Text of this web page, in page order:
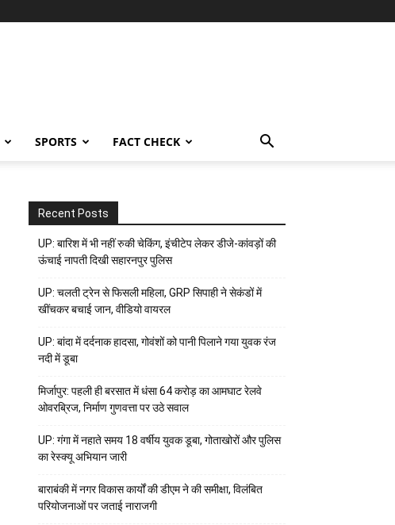
SPORTS FACT CHECK
Recent Posts
UP: बारिश में भी नहीं रुकी चेकिंग, इंचीटेप लेकर डीजे-कांवड़ों की
ऊंचाई नापती दिखी सहारनपुर पुलिस
UP: चलती ट्रेन से फिसली महिला, GRP सिपाही ने सेकंडों में
खींचकर बचाई जान, वीडियो वायरल
UP: बांदा में दर्दनाक हादसा, गोवंशों को पानी पिलाने गया युवक रंज
नदी में डूबा
मिर्जापुर: पहली ही बरसात में धंसा 64 करोड़ का आमघाट रेलवे
ओवरब्रिज, निर्माण गुणवत्ता पर उठे सवाल
UP: गंगा में नहाते समय 18 वर्षीय युवक डूबा, गोताखोरों और पुलिस
का रेस्क्यू अभियान जारी
बाराबंकी में नगर विकास कार्यों की डीएम ने की समीक्षा, विलंबित
परियोजनाओं पर जताई नाराजगी